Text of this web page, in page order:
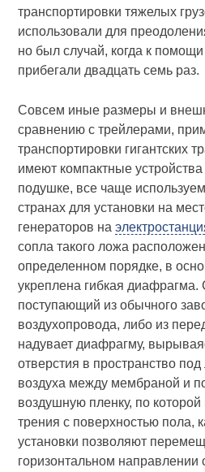
транспортировки тяжелых
использовали для
но был случай, когда к
прибегали двадцать семь раз.
Совсем иные размеры и
сравнению с трейлерами,
транспортировки гигантских
имеют компактные
подушке, все чаще
странах для установки на
генераторов на
сопла такого ложа
определенном порядке, в
укреплена гибкая диафрагма.
поступающий из обычного
воздухопровода, либо из
надувает диафрагму,
отверстия в пространство
воздуха между мембраной и
воздушную пленку, по
трения с поверхностью пола,
установки позволяют
горизонтальном